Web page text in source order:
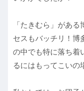
「たきむら」があ
セスもバッチリ！博
の中でも特に落ち着
るにはもってこいの